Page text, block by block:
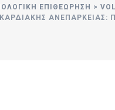
ΕΠΙΘΕΩΡΗΣΗ >
ΑΝΕΠΆΡΚΕΙΑΣ: